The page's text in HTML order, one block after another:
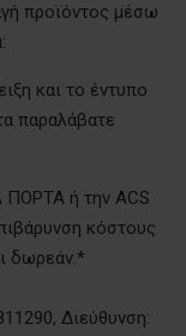
προϊόντος μέσω
και το έντυπο
παραλάβατε
ή την ACS
κόστους
δωρεάν.*
Διεύθυνση: